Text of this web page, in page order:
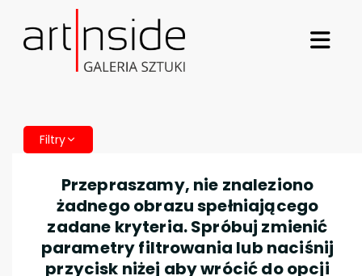
Filtry
Przepraszamy, nie znaleziono
żadnego obrazu spełniającego
zadane kryteria. Spróbuj zmienić
parametry filtrowania lub naciśnij
przycisk niżej aby wrócić do opcji